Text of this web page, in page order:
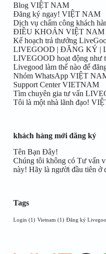
Blog VIỆT NAM
Đăng ký ngay! VIỆT NAM
Dịch vụ chấm công khách
ĐIỀU KHOẢN VIỆT NAM
Kế hoạch trả thưởng
LIVEGOOD | ĐĂNG KÝ |
LIVEGOOD hoạt động như
Livegood làm thế nào để
Nhóm WhatsApp VIỆT
Support Center VIETNAM
Tìm chuyên gia tư vấn
Tôi là một nhà lãnh đạo!
khách hàng mới đăng ký
Tên Bạn Đây!
Chúng tôi không có Tư vấn
này! Hãy là người đầu tiên ở
Tags
Login (1) Vietnam (1) Đăng ký